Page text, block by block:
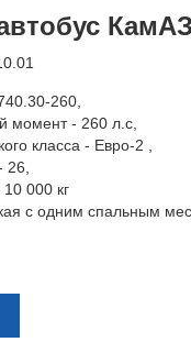
КамАЗ
260,
момент - 260 л.с,
класса - Евро-2 ,
26,
000 кг
с одним спальным